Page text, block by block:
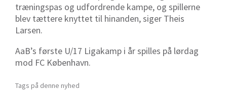
træningspas og udfordrende kampe, og spillerne
blev tættere knyttet til hinanden, siger Theis
Larsen.
AaB’s første U/17 Ligakamp i år spilles på lørdag
mod FC København.
Tags på denne nyhed